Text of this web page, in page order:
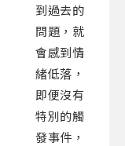
到過去的
問題，就
會感到情
緒低落，
即便沒有
特別的觸
發事件，